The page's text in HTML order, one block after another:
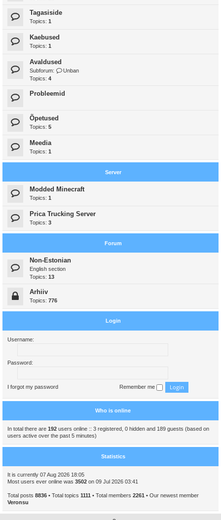
Tagasiside
Topics: 1
Kaebused
Topics: 1
Avaldused
Subforum:
Unban
Topics: 4
Probleemid
Õpetused
Topics: 5
Meedia
Topics: 1
Server
Modded Minecraft
Topics: 1
Prica Trucking Server
Topics: 3
Forum
Non-Estonian
English section
Topics: 13
Arhiiv
Topics: 776
Login
Username:
Password:
I forgot my password Remember me
Who is online
In total there are 192 users online :: 3 registered, 0 hidden and 189 guests (based on
users active over the past 5 minutes)
Statistics
It is currently 07 Aug 2026 18:05
Most users ever online was 3502 on 09 Jul 2026 03:41
Total posts 8836 • Total topics 1111 • Total members 2261 • Our newest member
Veronsu